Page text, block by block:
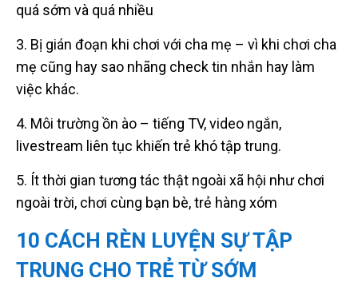
quá sớm và quá nhiều
3. Bị gián đoạn khi chơi với cha mẹ – vì khi chơi cha
mẹ cũng hay sao nhãng check tin nhắn hay làm
việc khác.
4. Môi trường ồn ào – tiếng TV, video ngắn,
livestream liên tục khiến trẻ khó tập trung.
5. Ít thời gian tương tác thật ngoài xã hội như chơi
ngoài trời, chơi cùng bạn bè, trẻ hàng xóm
10 CÁCH RÈN LUYỆN SỰ TẬP
TRUNG CHO TRẺ TỪ SỚM